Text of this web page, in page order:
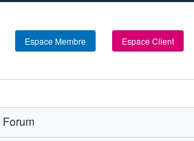
Espace Membre Espace Client
Forum